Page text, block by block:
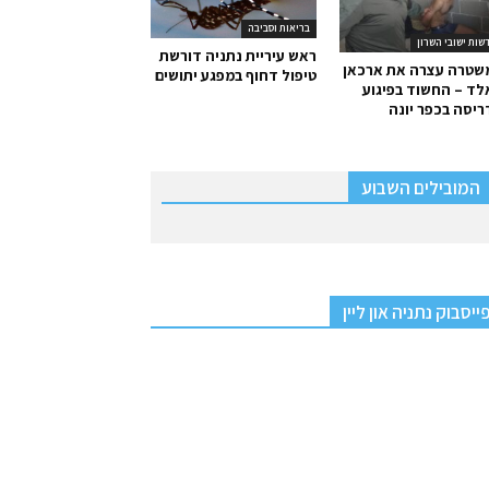
בריאות וסביבה
ראש עיריית נתניה דורשת
טיפול דחוף במפגע יתושים
ישובי השרון
עצרה את ארכאן
– החשוד בפיגוע
בכפר יונה
המובילים השבוע
פייסבוק נתניה און ליין